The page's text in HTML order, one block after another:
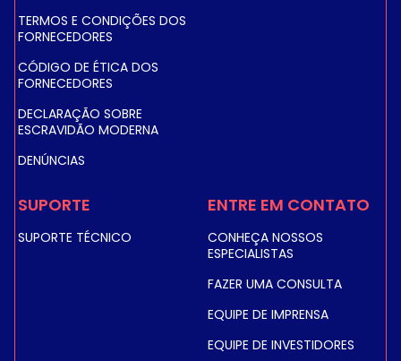
TERMOS E CONDIÇÕES DOS
FORNECEDORES
CÓDIGO DE ÉTICA DOS
FORNECEDORES
DECLARAÇÃO SOBRE
ESCRAVIDÃO MODERNA
DENÚNCIAS
SUPORTE
SUPORTE TÉCNICO
ENTRE EM CONTATO
CONHEÇA NOSSOS
ESPECIALISTAS
FAZER UMA CONSULTA
EQUIPE DE IMPRENSA
EQUIPE DE INVESTIDORES